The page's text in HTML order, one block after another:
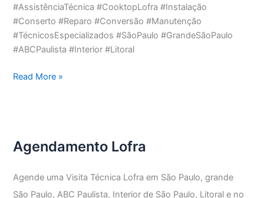
#AssistênciaTécnica #CooktopLofra #Instalação
#Conserto #Reparo #Conversão #Manutenção
#TécnicosEspecializados #SãoPaulo #GrandeSãoPaulo
#ABCPaulista #Interior #Litoral
Assistência
Read More »
Agendamento Lofra
Agende uma Visita Técnica Lofra em São Paulo, grande
São Paulo, ABC Paulista, Interior de São Paulo, Litoral e no